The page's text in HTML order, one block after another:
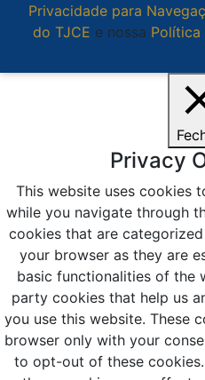
Privacidade para
do TJCE e nossa Política
Privacy
This website uses cookies
while you navigate through
cookies that are
your browser as they are
basic functionalities of the
party cookies that help us
you use this website. These
browser only with your
to opt-out of these